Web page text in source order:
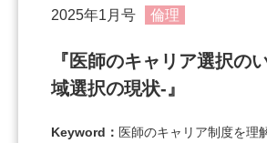
2025年1月号 倫理
『医師のキャリア選択の
域選択の現状-』
Keyword： 医師のキャリア制度を理